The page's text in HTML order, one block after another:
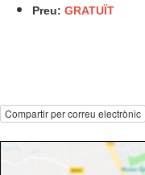
Preu: GRATUÏT
Compartir per correu electrònic